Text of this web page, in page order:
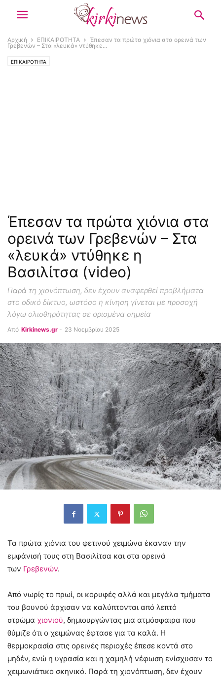
Αρχική ΕΠΙΚΑΙΡΟΤΗΤΑ
Έπεσαν τα πρώτα χιόνια στα ορεινά των
Γρεβενών – Στα «λευκά» ντύθηκε...
ΕΠΙΚΑΙΡΟΤΗΤΑ
Έπεσαν τα πρώτα χιόνια στα
ορεινά των Γρεβενών – Στα
«λευκά» ντύθηκε η
Βασιλίτσα (video)
Παρά τη χιονόπτωση, δεν έχουν αναφερθεί προβλήματα
στο οδικό δίκτυο, ωστόσο η κίνηση γίνεται με προσοχή
λόγω ολισθηρότητας σε ορισμένα σημεία
Από Kirkinews.gr - 23 Νοεμβρίου 2025
Τα πρώτα χιόνια του φετινού χειμώνα έκαναν την
εμφάνισή τους στη Βασιλίτσα και στα ορεινά
των Γρεβενών.
Από νωρίς το πρωί, οι κορυφές αλλά και μεγάλα τμήματα
του βουνού άρχισαν να καλύπτονται από λεπτό
στρώμα χιονιού, δημιουργώντας μια ατμόσφαιρα που
θύμιζε ότι ο χειμώνας έφτασε για τα καλά. Η
θερμοκρασία στις ορεινές περιοχές έπεσε κοντά στο
μηδέν, ενώ η υγρασία και η χαμηλή νέφωση ενίσχυσαν το
χειμωνιάτικο σκηνικό. Παρά τη χιονόπτωση, δεν έχουν